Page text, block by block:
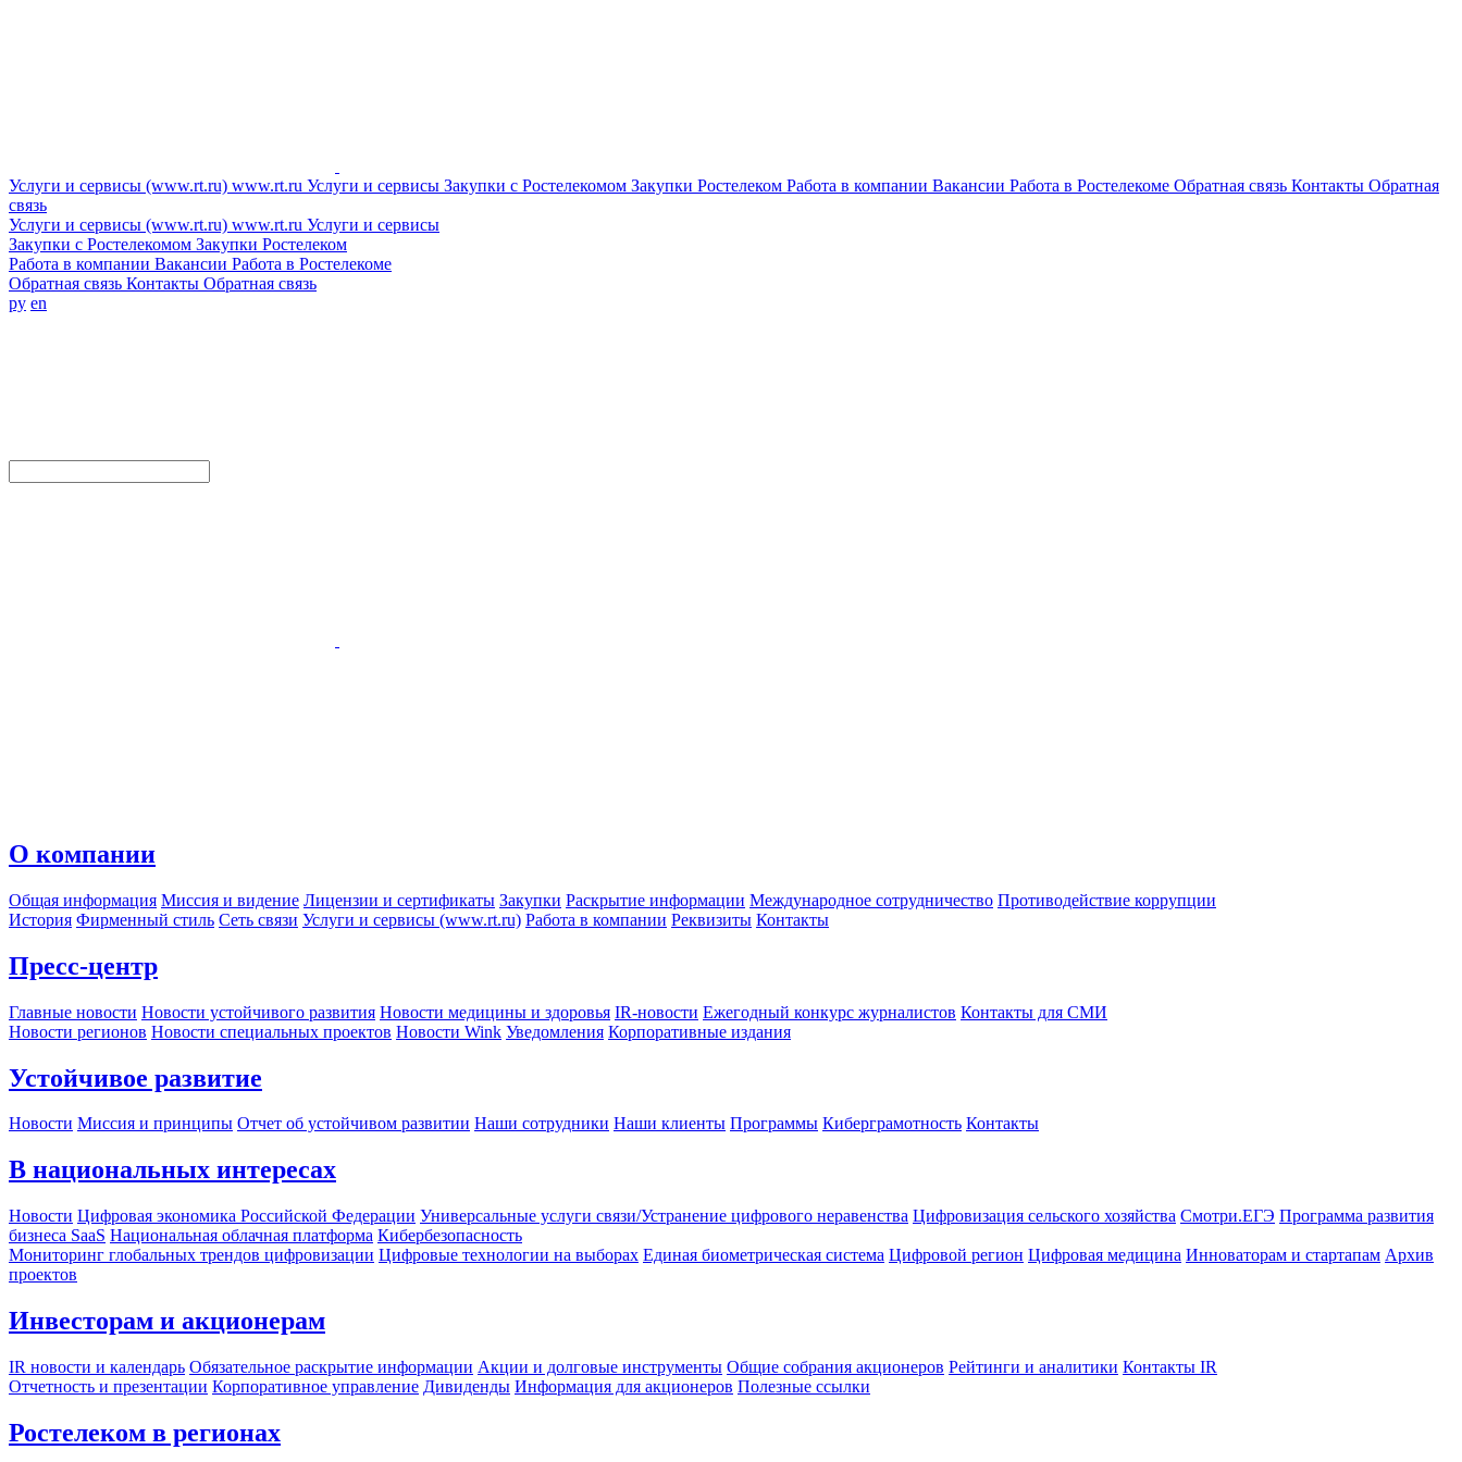
Услуги и сервисы (www.rt.ru) www.rt.ru Услуги и сервисы Закупки с Ростелекомом Закупки Ростелеком Работа в компании Вакансии Работа в Ростелекоме Обратная связь Контакты Обратная
связь
Услуги и сервисы (www.rt.ru) www.rt.ru Услуги и сервисы
Закупки с Ростелекомом Закупки Ростелеком
Работа в компании Вакансии Работа в Ростелекоме
Обратная связь Контакты Обратная связь
ру en
О компании
Общая информация Миссия и видение Лицензии и сертификаты Закупки Раскрытие информации Международное сотрудничество Противодействие коррупции
История Фирменный стиль Сеть связи Услуги и сервисы (www.rt.ru) Работа в компании Реквизиты Контакты
Пресс-центр
Главные новости Новости устойчивого развития Новости медицины и здоровья IR-новости Ежегодный конкурс журналистов Контакты для СМИ
Новости регионов Новости специальных проектов Новости Wink Уведомления Корпоративные издания
Устойчивое развитие
Новости Миссия и принципы Отчет об устойчивом развитии Наши сотрудники Наши клиенты Программы Киберграмотность Контакты
В национальных интересах
Новости Цифровая экономика Российской Федерации Универсальные услуги связи/Устранение цифрового неравенства Цифровизация сельского хозяйства Смотри.ЕГЭ Программа развития
бизнеса SaaS Национальная облачная платформа Кибербезопасность
Мониторинг глобальных трендов цифровизации Цифровые технологии на выборах Единая биометрическая система Цифровой регион Цифровая медицина Инноваторам и стартапам Архив
проектов
Инвесторам и акционерам
IR новости и календарь Обязательное раскрытие информации Акции и долговые инструменты Общие собрания акционеров Рейтинги и аналитики Контакты IR
Отчетность и презентации Корпоративное управление Дивиденды Информация для акционеров Полезные ссылки
Ростелеком в регионах